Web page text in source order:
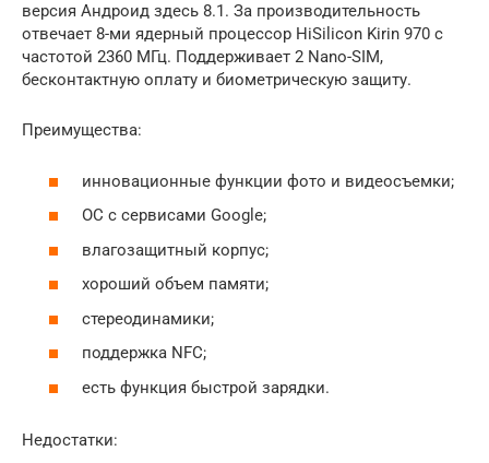
версия Андроид здесь 8.1. За производительность
отвечает 8-ми ядерный процессор HiSilicon Kirin 970 с
частотой 2360 МГц. Поддерживает 2 Nano-SIM,
бесконтактную оплату и биометрическую защиту.
Преимущества:
инновационные функции фото и видеосъемки;
ОС с сервисами Google;
влагозащитный корпус;
хороший объем памяти;
стереодинамики;
поддержка NFC;
есть функция быстрой зарядки.
Недостатки: